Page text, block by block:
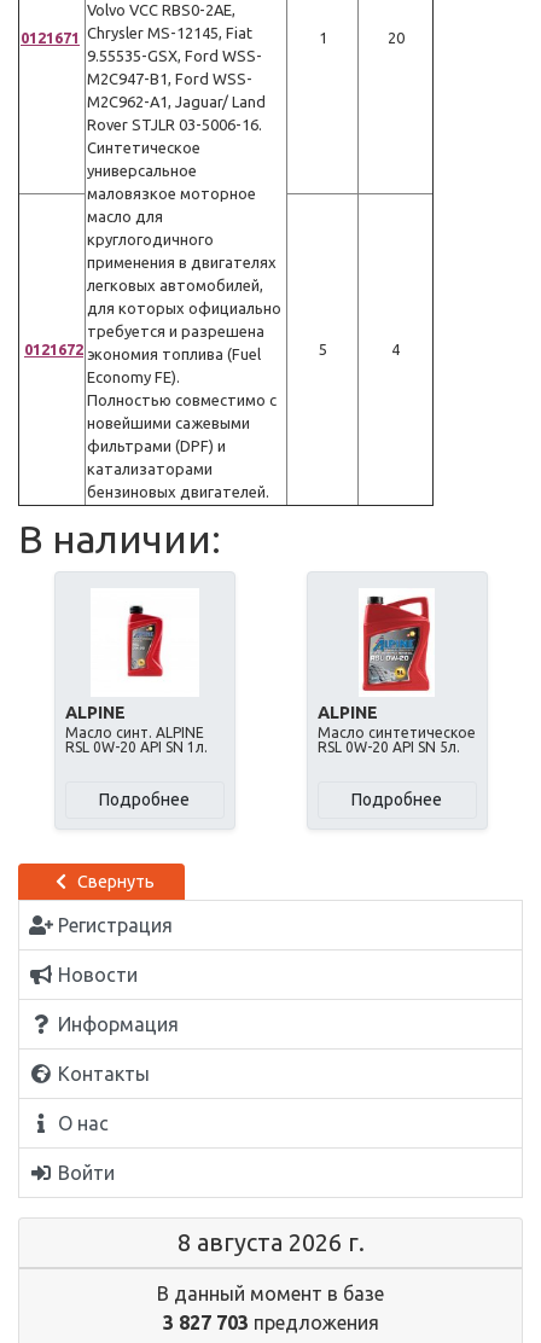
Свернуть
Регистрация
Новости
Информация
Контакты
О нас
Войти
8 августа 2026 г.
В данный момент в базе
3 827 703 предложения
0121671
Volvo VCC RBS0-2AE,
Chrysler MS-12145, Fiat
9.55535-GSX, Ford WSS-
M2C947-B1, Ford WSS-
M2C962-A1, Jaguar/ Land
Rover STJLR 03-5006-16.
Синтетическое
универсальное
маловязкое моторное
масло для
круглогодичного
применения в двигателях
легковых автомобилей,
для которых официально
требуется и разрешена
экономия топлива (Fuel
Economy FE).
Полностью совместимо с
новейшими сажевыми
фильтрами (DPF) и
катализаторами
бензиновых двигателей.
1 20
0121672 5 4
В наличии:
ALPINE
Масло синт. ALPINE
RSL 0W-20 API SN 1л.
Подробнее
ALPINE
Масло синтетическое
RSL 0W-20 API SN 5л.
Подробнее